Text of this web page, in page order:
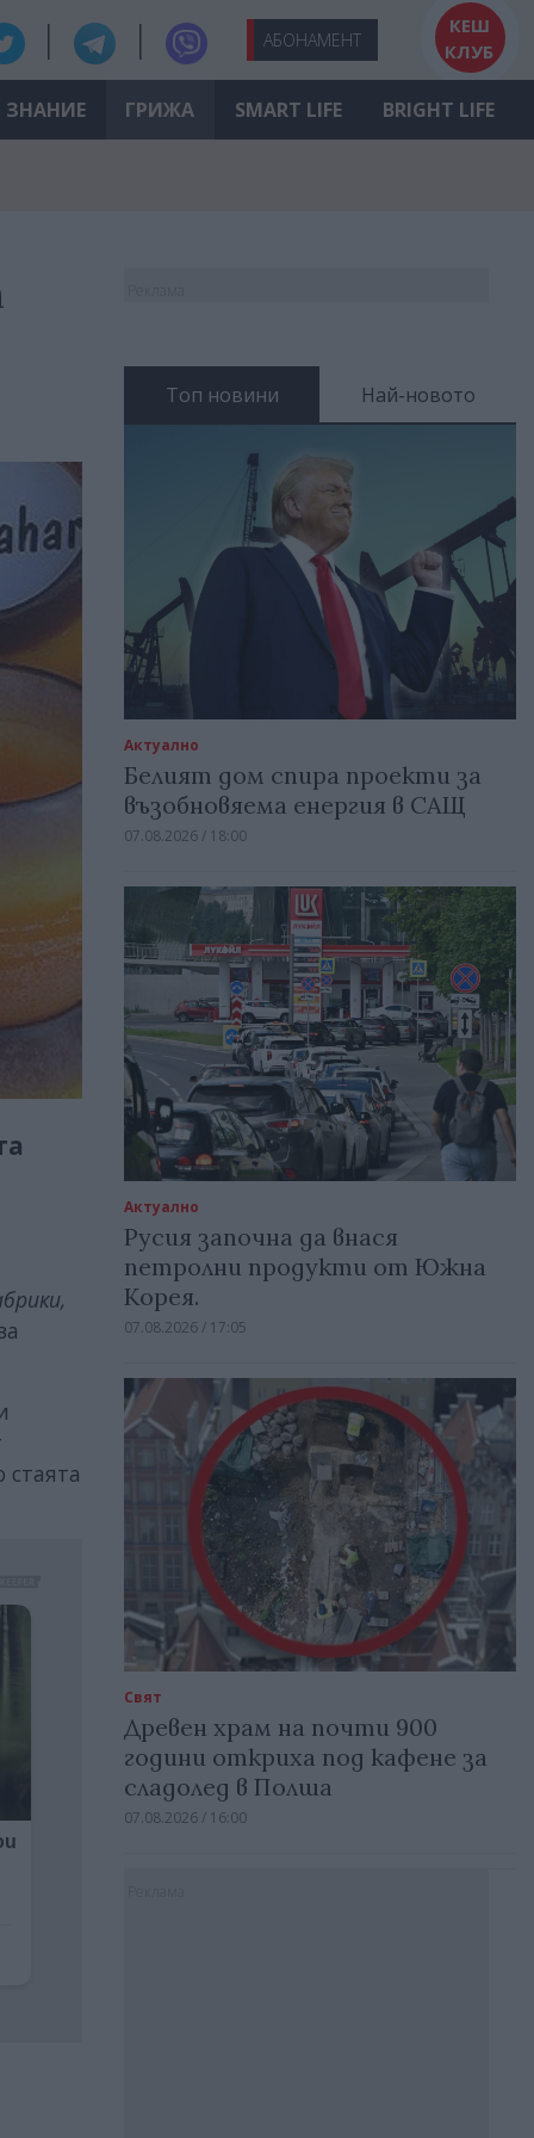
АБОНАМЕНТ
КЕШ
КЛУБ
ЗНАНИЕ ГРИЖА SMART LIFE BRIGHT LIFE
стаята
Топ новини Най-новото
Актуално
Белият дом спира проекти за
възобновяема енергия в САЩ
07.08.2026 / 18:00
Актуално
Русия започна да внася
петролни продукти от Южна
Корея.
07.08.2026 / 17:05
Свят
Древен храм на почти 900
години откриха под кафене за
сладолед в Полша
07.08.2026 / 16:00